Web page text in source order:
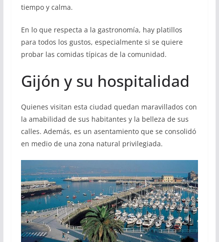
tiempo y calma.
En lo que respecta a la gastronomía, hay platillos
para todos los gustos, especialmente si se quiere
probar las comidas típicas de la comunidad.
Gijón y su hospitalidad
Quienes visitan esta ciudad quedan maravillados con
la amabilidad de sus habitantes y la belleza de sus
calles. Además, es un asentamiento que se consolidó
en medio de una zona natural privilegiada.